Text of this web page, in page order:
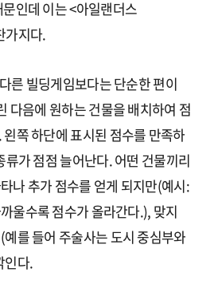
인데 이는 <아일랜더스
가지다.
른 빌딩게임보다는 단순한 편이
다음에 원하는 건물을 배치하여 점
쪽 하단에 표시된 점수를 만족하
류가 점점 늘어난다. 어떤 건물끼리
나 추가 점수를 얻게 되지만(예시:
울수록 점수가 올라간다.), 맞지
를 들어 주술사는 도시 중심부와
인다.